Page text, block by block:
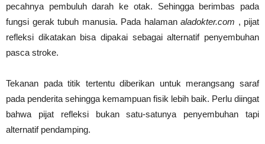
pecahnya pembuluh darah ke otak. Sehingga berimbas pada
fungsi gerak tubuh manusia. Pada halaman aladokter.com , pijat
refleksi dikatakan bisa dipakai sebagai alternatif penyembuhan
pasca stroke.
Tekanan pada titik tertentu diberikan untuk merangsang saraf
pada penderita sehingga kemampuan fisik lebih baik. Perlu diingat
bahwa pijat refleksi bukan satu-satunya penyembuhan tapi
alternatif pendamping.